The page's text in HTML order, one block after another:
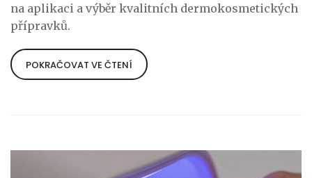
na aplikaci a výběr kvalitních dermokosmetických
přípravků.
POKRAČOVAT VE ČTENÍ